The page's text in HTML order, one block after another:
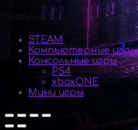
STEAM
Компьютерные игры
Консольные игры
PS4
xboxONE
Мини игры